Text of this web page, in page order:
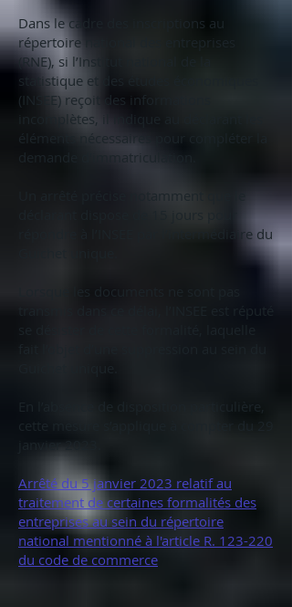
Dans le cadre des inscriptions au
répertoire national des entreprises
(RNE), si l’Institut national de la
statistique et des études économiques
(INSEE) reçoit des informations
incomplètes, il indique au déclarant les
éléments nécessaires pour compléter la
demande d’immatriculation.
Un arrêté précise notamment que le
répondre à l’INSEE par l’intermédiaire du
En l’absence de disposition particulière,
janvier 2023.
Arrêté du 5 janvier 2023 relatif au
traitement de certaines formalités des
entreprises au sein du répertoire
national mentionné à l'article R. 123-220
du code de commerce